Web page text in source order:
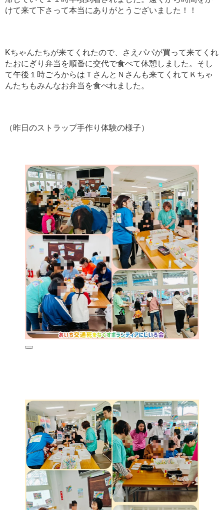
けて来て下さって本当にありがとうございました！！
Kちゃんたちが来てくれたので、さえパパが買って来てくれ
たおにぎり弁当を順番に交代で食べて休憩しました。そし
て午後１時ごろからはＴさんとＮさんも来てくれてＫちゃ
んたちもみんなお弁当を食べれました。
（昨日のストラップ手作り体験の様子）